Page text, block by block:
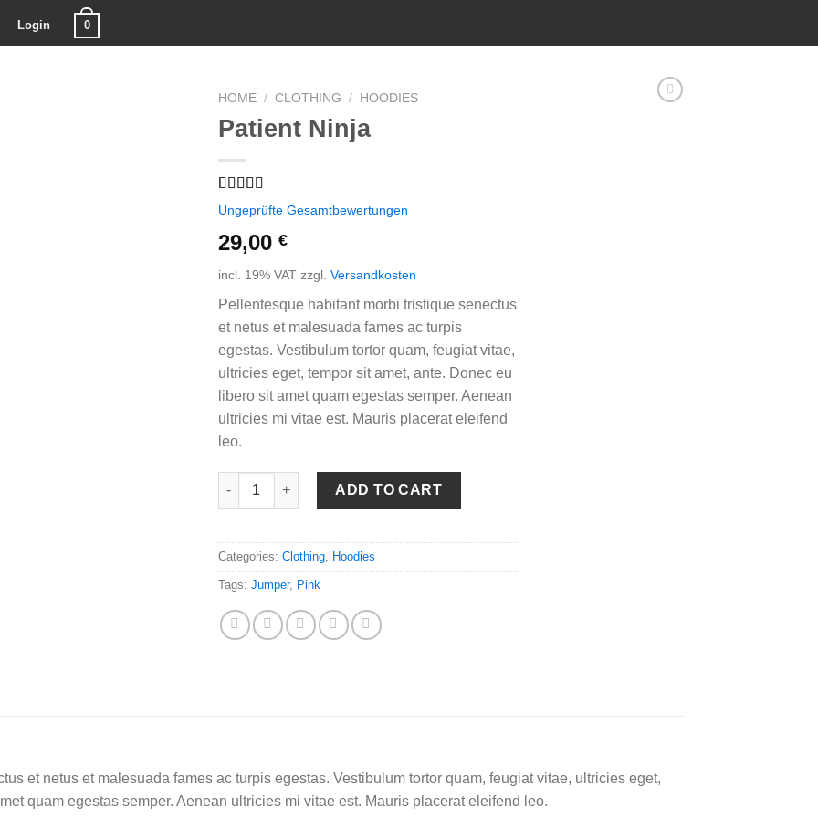
Login 0
HOME / CLOTHING / HOODIES
Patient Ninja
Rated4.67
out of 5
based on
3
customer
Ungeprüfte Gesamtbewertungen
29,00 €
incl. 19% VAT zzgl. Versandkosten
Pellentesque habitant morbi tristique senectus
et netus et malesuada fames ac turpis
egestas. Vestibulum tortor quam, feugiat vitae,
ultricies eget, tempor sit amet, ante. Donec eu
libero sit amet quam egestas semper. Aenean
ultricies mi vitae est. Mauris placerat eleifend
leo.
Patient Ninja quantity
ADD TO CART
Categories: Clothing Hoodies
Tags: Jumper, Pink
et netus et malesuada fames ac turpis egestas. Vestibulum tortor quam, feugiat vitae, ultricies eget,
quam egestas semper. Aenean ultricies mi vitae est. Mauris placerat eleifend leo.